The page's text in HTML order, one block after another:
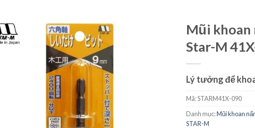
Mũi khoan
Star-M
Lý tưởng để
Mã:STARM41X-090
Danh mục:Mũi khoan
STAR-M